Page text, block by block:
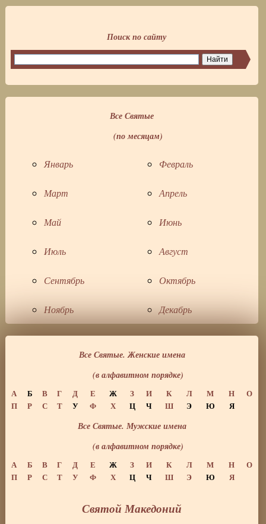
Все Святые
(по месяцам)
Январь Февраль
Март Апрель
Май Июнь
Июль Август
Сентябрь Октябрь
Ноябрь Декабрь
Все Святые. Женские имена
(в алфавитном порядке)
А Б В Г Д Е Ж З И К Л М Н
О
П
Р С Т У Ф Х Ц Ч Ш Э Ю Я
Все Святые. Мужские имена
(в алфавитном порядке)
А Б В Г Д Е Ж З И К Л М Н
О
П
Р С Т У Ф Х Ц Ч Ш Э Ю Я
Святой Македоний
Поиск по сайту